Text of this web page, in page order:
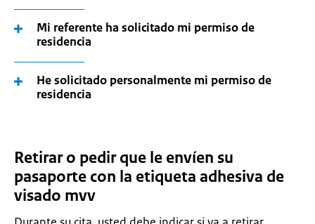
Mi referente ha solicitado mi permiso de
residencia
He solicitado personalmente mi permiso de
residencia
Retirar o pedir que le envíen su
pasaporte con la etiqueta adhesiva de
visado mvv